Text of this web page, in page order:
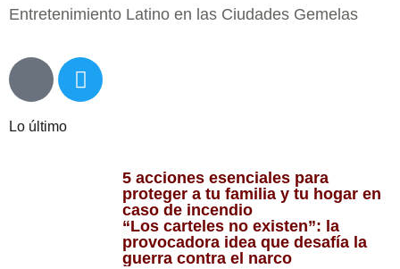
Entretenimiento Latino en las Ciudades Gemelas
Lo último
5 acciones esenciales para
proteger a tu familia y tu hogar en
caso de incendio
“Los carteles no existen”: la
provocadora idea que desafía la
guerra contra el narco